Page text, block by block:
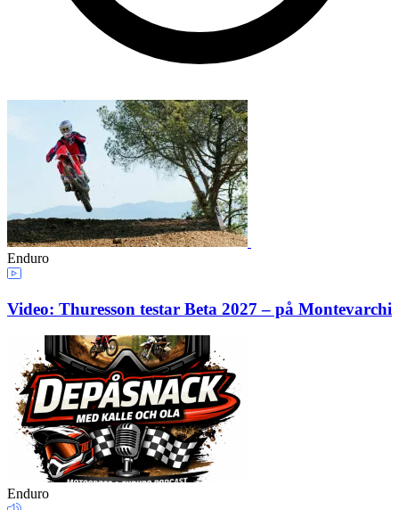
Enduro
Video: Thuresson testar Beta 2027 – på Montevarchi
Enduro